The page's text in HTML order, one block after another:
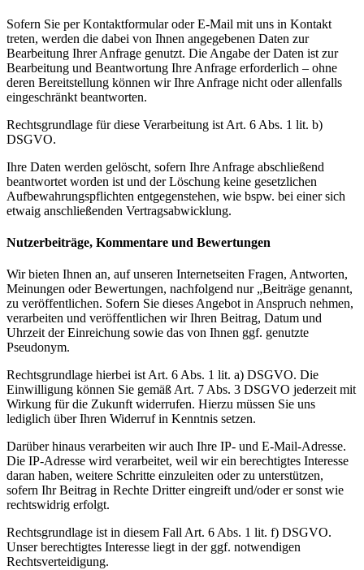
Sofern Sie per Kontaktformular oder E-Mail mit uns in Kontakt
treten, werden die dabei von Ihnen angegebenen Daten zur
Bearbeitung Ihrer Anfrage genutzt. Die Angabe der Daten ist zur
Bearbeitung und Beantwortung Ihre Anfrage erforderlich – ohne
deren Bereitstellung können wir Ihre Anfrage nicht oder allenfalls
eingeschränkt beantworten.
Rechtsgrundlage für diese Verarbeitung ist Art. 6 Abs. 1 lit. b)
DSGVO.
Ihre Daten werden gelöscht, sofern Ihre Anfrage abschließend
beantwortet worden ist und der Löschung keine gesetzlichen
Aufbewahrungspflichten entgegenstehen, wie bspw. bei einer sich
etwaig anschließenden Vertragsabwicklung.
Nutzerbeiträge, Kommentare und Bewertungen
Wir bieten Ihnen an, auf unseren Internetseiten Fragen, Antworten,
Meinungen oder Bewertungen, nachfolgend nur „Beiträge genannt,
zu veröffentlichen. Sofern Sie dieses Angebot in Anspruch nehmen,
verarbeiten und veröffentlichen wir Ihren Beitrag, Datum und
Uhrzeit der Einreichung sowie das von Ihnen ggf. genutzte
Pseudonym.
Rechtsgrundlage hierbei ist Art. 6 Abs. 1 lit. a) DSGVO. Die
Einwilligung können Sie gemäß Art. 7 Abs. 3 DSGVO jederzeit mit
Wirkung für die Zukunft widerrufen. Hierzu müssen Sie uns
lediglich über Ihren Widerruf in Kenntnis setzen.
Darüber hinaus verarbeiten wir auch Ihre IP- und E-Mail-Adresse.
Die IP-Adresse wird verarbeitet, weil wir ein berechtigtes Interesse
daran haben, weitere Schritte einzuleiten oder zu unterstützen,
sofern Ihr Beitrag in Rechte Dritter eingreift und/oder er sonst wie
rechtswidrig erfolgt.
Rechtsgrundlage ist in diesem Fall Art. 6 Abs. 1 lit. f) DSGVO.
Unser berechtigtes Interesse liegt in der ggf. notwendigen
Rechtsverteidigung.